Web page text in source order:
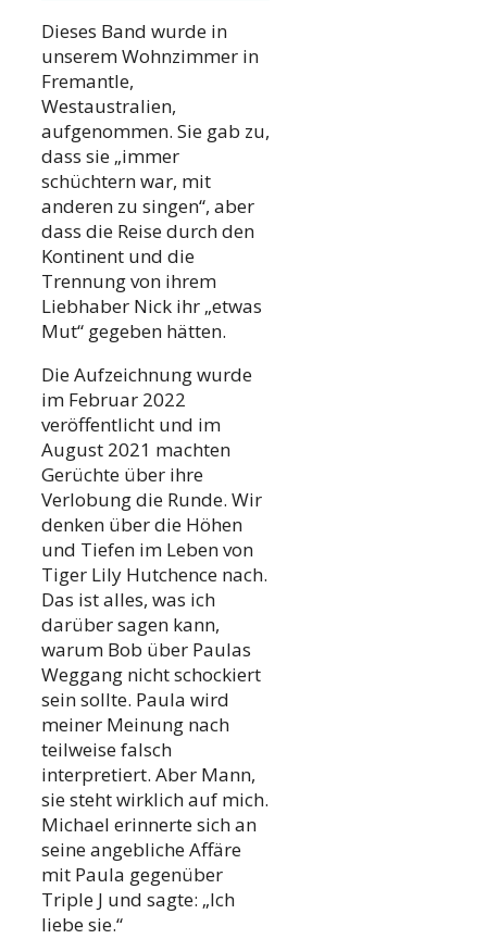
Dieses Band wurde in
unserem Wohnzimmer in
Fremantle,
Westaustralien,
aufgenommen. Sie gab zu,
dass sie „immer
schüchtern war, mit
anderen zu singen“, aber
dass die Reise durch den
Kontinent und die
Trennung von ihrem
Liebhaber Nick ihr „etwas
Mut“ gegeben hätten.
Die Aufzeichnung wurde
im Februar 2022
veröffentlicht und im
August 2021 machten
Gerüchte über ihre
Verlobung die Runde. Wir
denken über die Höhen
und Tiefen im Leben von
Tiger Lily Hutchence nach.
Das ist alles, was ich
darüber sagen kann,
warum Bob über Paulas
Weggang nicht schockiert
sein sollte. Paula wird
meiner Meinung nach
teilweise falsch
interpretiert. Aber Mann,
sie steht wirklich auf mich.
Michael erinnerte sich an
seine angebliche Affäre
mit Paula gegenüber
Triple J und sagte: „Ich
liebe sie.“